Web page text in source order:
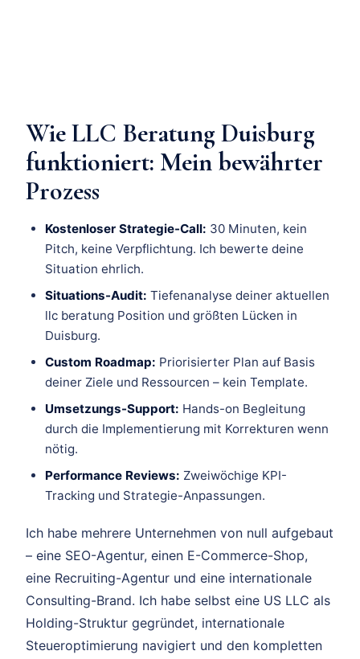
Wie LLC Beratung Duisburg
funktioniert: Mein bewährter
Prozess
Kostenloser Strategie-Call: 30 Minuten, kein
Pitch, keine Verpflichtung. Ich bewerte deine
Situation ehrlich.
Situations-Audit: Tiefenanalyse deiner aktuellen
llc beratung Position und größten Lücken in
Duisburg.
Custom Roadmap: Priorisierter Plan auf Basis
deiner Ziele und Ressourcen – kein Template.
Umsetzungs-Support: Hands-on Begleitung
durch die Implementierung mit Korrekturen wenn
nötig.
Performance Reviews: Zweiwöchige KPI-
Tracking und Strategie-Anpassungen.
Ich habe mehrere Unternehmen von null aufgebaut
– eine SEO-Agentur, einen E-Commerce-Shop,
eine Recruiting-Agentur und eine internationale
Consulting-Brand. Ich habe selbst eine US LLC als
Holding-Struktur gegründet, internationale
Steueroptimierung navigiert und den kompletten